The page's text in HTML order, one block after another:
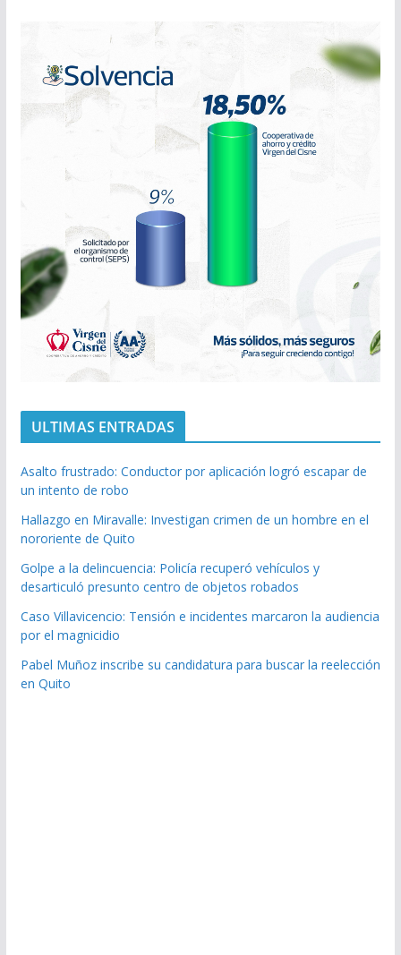
ULTIMAS ENTRADAS
Asalto frustrado: Conductor por aplicación logró escapar de
un intento de robo
Hallazgo en Miravalle: Investigan crimen de un hombre en el
nororiente de Quito
Golpe a la delincuencia: Policía recuperó vehículos y
desarticuló presunto centro de objetos robados
Caso Villavicencio: Tensión e incidentes marcaron la audiencia
por el magnicidio
Pabel Muñoz inscribe su candidatura para buscar la reelección
en Quito